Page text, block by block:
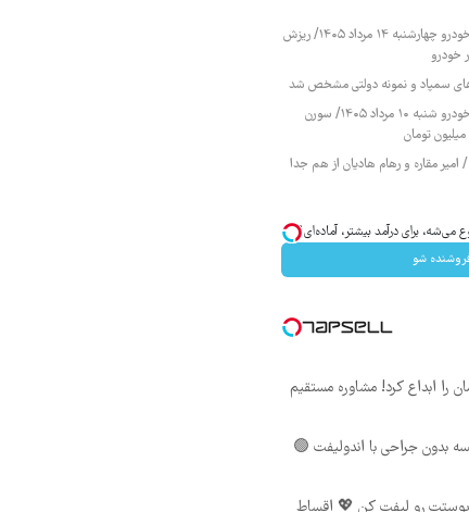
قیمت محصولات ایران خودرو چهارشنبه ۱۴ مرداد ۱۴۰۵/ ریزش
خودرو
سمپاد و نمونه دولتی مشخص شد
قیمت محصولات ایران خودرو شنبه ۱۰ مرداد ۱۴۰۵/ سورن
امیر مقاره و رهام هادیان از هم جدا
برای درآمد بیشتر، آماده‌ای؟
شو
را ابداع کرد! مشاوره مستقیم
بدون جراحی با اندولیفت 🟢
رو لیفت کن 💖 اقساط